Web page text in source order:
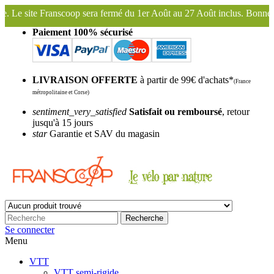
du 1er Août au 27 Août inclus. Bonnes vacances !
Franscoop,
Paiement 100% sécurisé
LIVRAISON OFFERTE à partir de 99€ d'achats*(France
métropolitaine et Corse)
sentiment_very_satisfied Satisfait ou remboursé, retour
jusqu'à 15 jours
starGarantie et SAV du magasin
Recherche
Se connecter
Menu
VTT